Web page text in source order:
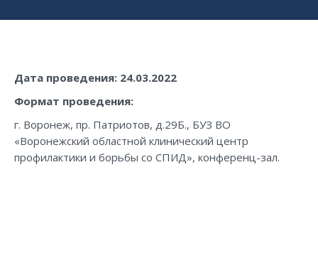
Дата проведения: 24.03.2022
Формат проведения:
г. Воронеж, пр. Патриотов, д.29Б., БУЗ ВО
«Воронежский областной клинический центр
профилактики и борьбы со СПИД», конференц-зал.